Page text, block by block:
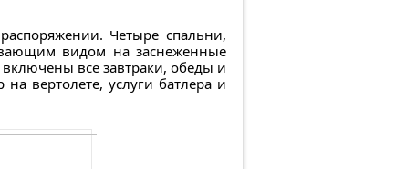
Четыре спальни,
видом на заснеженные
все завтраки, обеды и
вертолете, услуги батлера и